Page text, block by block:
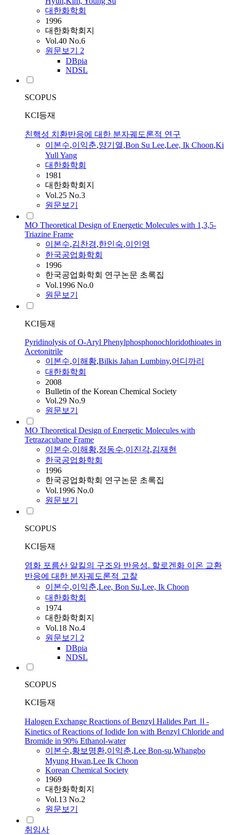
대한화학회
1996
대한화학회지
Vol.40 No.6
원문보기 2
DBpia
NDSL
SCOPUS
KCI등재
친핵성 치환반응에 대한 분자궤도론적 연구
이본수,이익춘,양기열,Bon Su Lee,Lee, Ik Choon,Ki
Yull Yang
대한화학회
1981
대한화학회지
Vol.25 No.3
원문보기
MO Theoretical Design of Energetic Molecules with 1,3,5-
Triazine Frame
이본수,김찬경,한인숙,이인영
한국공업화학회
1996
한국공업화학회 연구논문 초록집
Vol.1996 No.0
원문보기
KCI등재
Pyridinolysis of O-Aryl Phenylphosphonochloridothioates in
Acetonitrile
이본수,이해황,Bilkis Jahan Lumbiny,어디까리
대한화학회
2008
Bulletin of the Korean Chemical Society
Vol.29 No.9
원문보기
MO Theoretical Design of Energetic Molecules with
Tetrazacubane Frame
이본수,이해황,정동수,이진각,김재현
한국공업화학회
1996
한국공업화학회 연구논문 초록집
Vol.1996 No.0
원문보기
SCOPUS
KCI등재
염화 포름산 알킬의 구조와 반응성. 할로겐화 이온 교환
반응에 대한 분자궤도론적 고찰
이본수,이익춘,Lee, Bon Su,Lee, Ik Choon
대한화학회
1974
대한화학회지
Vol.18 No.4
원문보기 2
DBpia
NDSL
SCOPUS
KCI등재
Halogen Exchange Reactions of Benzyl Halides Part Ⅱ-
Kinetics of Reactions of Iodide Ion with Benzyl Chloride and
Bromide in 90% Ethanol-water
이본수,황보명환,이익춘,Lee Bon-su,Whangbo
Myung Hwan,Lee Ik Choon
Korean Chemical Society
1969
대한화학회지
Vol.13 No.2
원문보기
취임사